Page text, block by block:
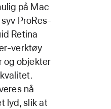
på Mac
ProRes-
Retina
verktøy
og objekter
nå
lyd, slik at